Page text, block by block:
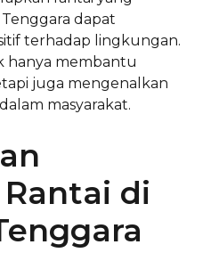
dapat
terhadap lingkungan.
hanya membantu
juga mengenalkan
masyarakat.
di